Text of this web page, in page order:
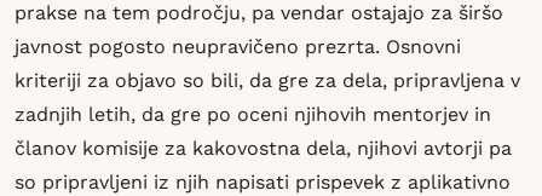
prakse na tem področju, pa vendar ostajajo za širšo
javnost pogosto neupravičeno prezrta. Osnovni
kriteriji za objavo so bili, da gre za dela, pripravljena v
zadnjih letih, da gre po oceni njihovih mentorjev in
članov komisije za kakovostna dela, njihovi avtorji pa
so pripravljeni iz njih napisati prispevek z aplikativno